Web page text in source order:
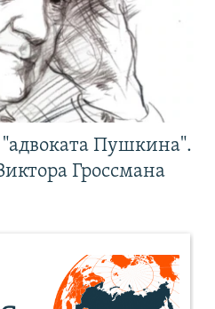
"адвоката Пушкина".
Гроссмана